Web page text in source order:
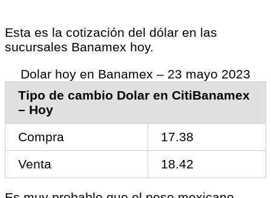
Esta es la cotización del dólar en las
sucursales Banamex hoy.
Dolar hoy en Banamex – 23 mayo 2023
Tipo de cambio Dolar en CitiBanamex
– Hoy
Compra
17.38
Venta
18.42